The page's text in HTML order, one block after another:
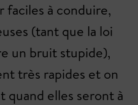
faciles à conduire,
(tant que la loi
un bruit stupide),
très rapides et on
quand elles seront à